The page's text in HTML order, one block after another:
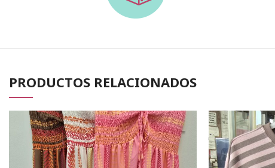
PRODUCTOS RELACIONADOS